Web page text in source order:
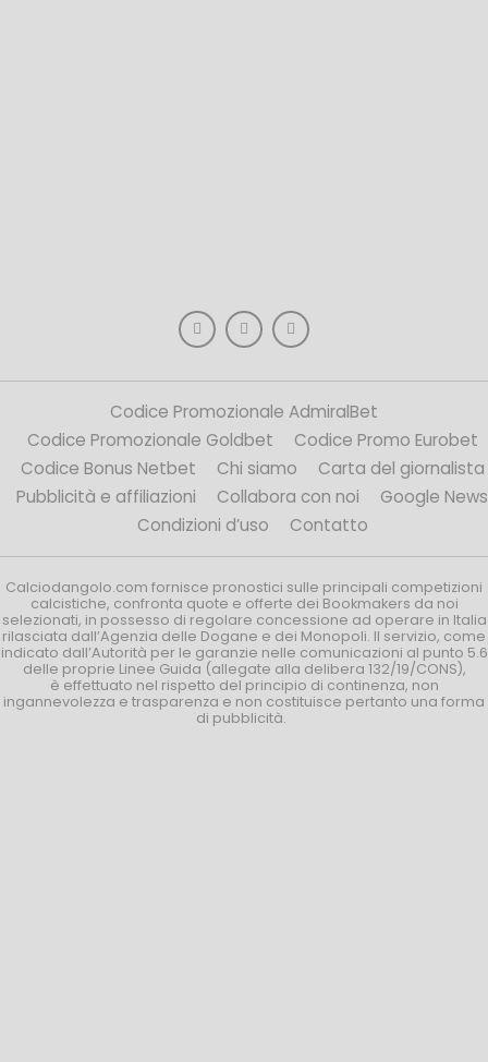
Codice Promozionale AdmiralBet
Codice Promozionale Goldbet
Codice Promo Eurobet
Codice Bonus Netbet
Chi siamo
Carta del giornalista
Pubblicità e affiliazioni
Collabora con noi
Google News
Condizioni d’uso
Contatto
Calciodangolo.com fornisce pronostici sulle principali competizioni
calcistiche, confronta quote e offerte dei Bookmakers da noi
selezionati, in possesso di regolare concessione ad operare in Italia
rilasciata dall’Agenzia delle Dogane e dei Monopoli. Il servizio, come
indicato dall’Autorità per le garanzie nelle comunicazioni al punto 5.6
delle proprie Linee Guida (allegate alla delibera 132/19/CONS),
è effettuato nel rispetto del principio di continenza, non
ingannevolezza e trasparenza e non costituisce pertanto una forma
di pubblicità.